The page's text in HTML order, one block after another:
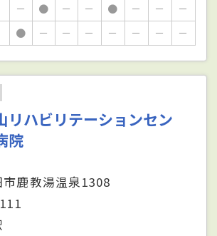
－ ● － － ● － －
－
● － － － － － － －
リハビリテーションセン
院
鹿教湯温泉1308